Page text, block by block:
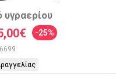
υγραερίου
-25%